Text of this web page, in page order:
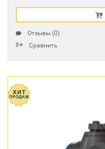
Отзывы (0)
Сравнить